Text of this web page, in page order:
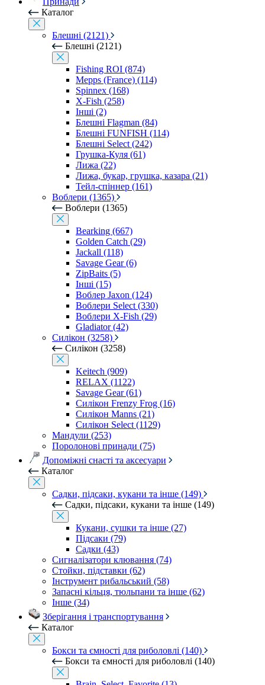
Каталог
Блешні (2121)
Блешні (2121)
Fishing ROI (874)
Mepps (France) (114)
Spinnex (168)
X-Fish (258)
Інші (2)
Блешні Flagman (84)
Блешні FUNFISH (114)
Блешні Select (242)
Грушка-Куля (61)
Лижа (22)
Лижа, букар, грушка, казара (21)
Тейл-спіннер (161)
Воблери (1365)
Воблери (1365)
Bearking (667)
Golden Catch (29)
Jackall (118)
Savage Gear (6)
ZipBaits (5)
Інші (15)
Воблер Jaxon (124)
Воблери Select (330)
Воблери X-Fish (29)
Gladiator (42)
Силікон (3258)
Силікон (3258)
Keitech (909)
RELAX (1122)
Savage Gear (61)
Силікон Frenzy Frog (16)
Силікон Manns (21)
Силікон Select (1129)
Мандули (253)
Поролонові принади (75)
Допоміжні снасті та аксесуари
Каталог
Садки, підсаки, кукани та інше (149)
Садки, підсаки, кукани та інше (149)
Кукани, сушки та інше (27)
Підсаки (79)
Садки (43)
Сигналізатори клювання (74)
Стойки, підставки (62)
Інструмент рибальський (58)
Запасні кільця, тюльпани та інше (62)
Інше (34)
Зберігання і транспортування
Каталог
Бокси та ємності для риболовлі (140)
Бокси та ємності для риболовлі (140)